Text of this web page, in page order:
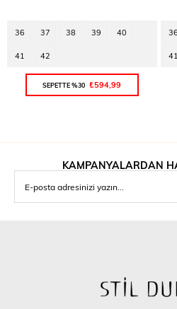
36 37 38 39 40
41 42
SEPETTE %30 ₺594,99
36
41
KAMPANYALARDAN